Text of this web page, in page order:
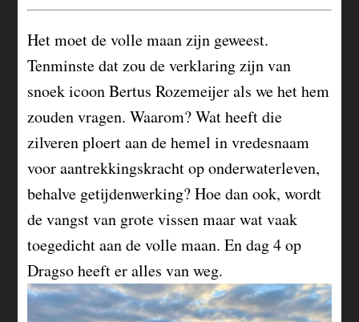
Het moet de volle maan zijn geweest.
Tenminste dat zou de verklaring zijn van
snoek icoon Bertus Rozemeijer als we het hem
zouden vragen. Waarom? Wat heeft die
zilveren ploert aan de hemel in vredesnaam
voor aantrekkingskracht op onderwaterleven,
behalve getijdenwerking? Hoe dan ook, wordt
de vangst van grote vissen maar wat vaak
toegedicht aan de volle maan. En dag 4 op
Dragso heeft er alles van weg.